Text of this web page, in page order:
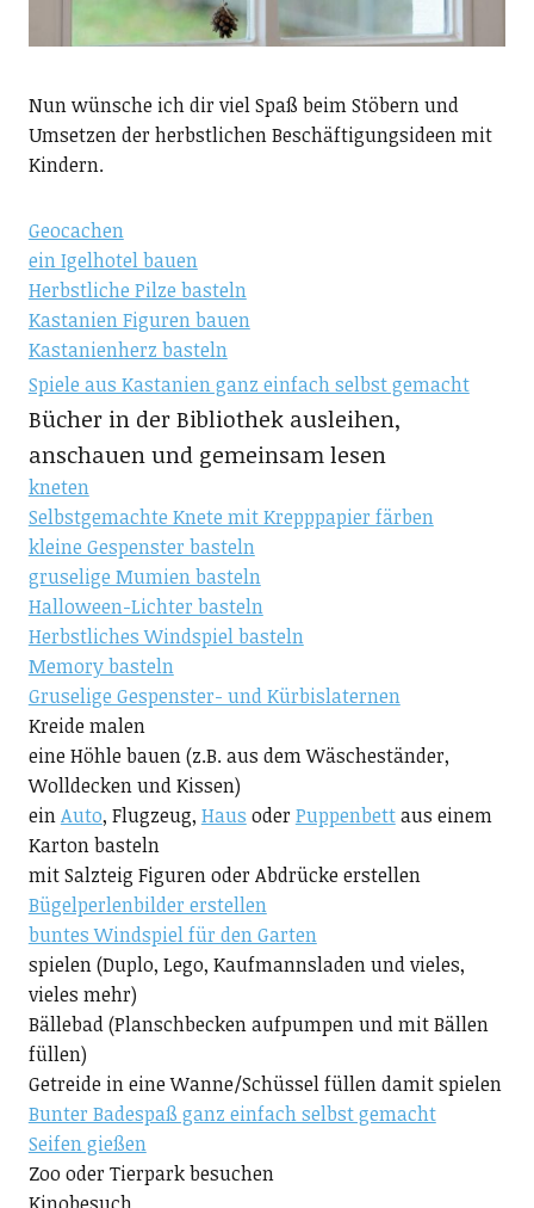
Nun wünsche ich dir viel Spaß beim Stöbern und
Umsetzen der herbstlichen Beschäftigungsideen mit
Kindern.
Geocachen
ein Igelhotel bauen
Herbstliche Pilze basteln
Kastanien Figuren bauen
Kastanienherz basteln
Spiele aus Kastanien ganz einfach selbst gemacht
Bücher in der Bibliothek ausleihen,
anschauen und gemeinsam lesen
kneten
Selbstgemachte Knete mit Krepppapier färben
kleine Gespenster basteln
gruselige Mumien basteln
Halloween-Lichter basteln
Herbstliches Windspiel basteln
Memory basteln
Gruselige Gespenster- und Kürbislaternen
Kreide malen
eine Höhle bauen (z.B. aus dem Wäscheständer,
Wolldecken und Kissen)
einAuto, Flugzeug, Haus oderPuppenbettaus einem
Karton basteln
mit Salzteig Figuren oder Abdrücke erstellen
Bügelperlenbilder erstellen
buntes Windspiel für den Garten
spielen (Duplo, Lego, Kaufmannsladen und vieles,
vieles mehr)
Bällebad (Planschbecken aufpumpen und mit Bällen
füllen)
Getreide in eine Wanne/Schüssel füllen damit spielen
Bunter Badespaß ganz einfach selbst gemacht
Seifen gießen
Zoo oder Tierpark besuchen